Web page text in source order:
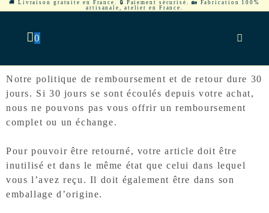
🚚 Livraison gratuite en France. 🔒 Paiement sécurisé. 🏡 Fabrication 100%
artisanale, atelier en France.
0
Notre politique de remboursement et de retour dure 30
jours. Si 30 jours se sont écoulés depuis votre achat,
nous ne pouvons pas vous offrir un remboursement
complet ou un échange.
Pour pouvoir être retourné, votre article doit être
inutilisé et dans le même état que celui dans lequel
vous l’avez reçu. Il doit également être dans son
emballage d’origine.